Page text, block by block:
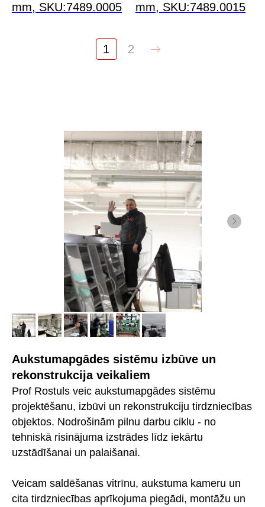
mm, SKU:7489.0005
mm, SKU:7489.0015
1 2
Aukstumapgādes sistēmu izbūve un
rekonstrukcija veikaliem
Prof Rostuls veic aukstumapgādes sistēmu
projektēšanu, izbūvi un rekonstrukciju tirdzniecības
objektos. Nodrošinām pilnu darbu ciklu - no
tehniskā risinājuma izstrādes līdz iekārtu
uzstādīšanai un palaišanai.
Veicam saldēšanas vitrīnu, aukstuma kameru un
cita tirdzniecības aprīkojuma piegādi, montāžu un